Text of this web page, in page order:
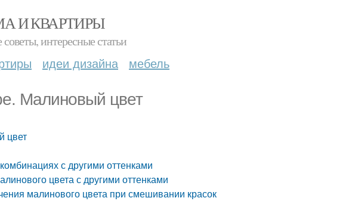
И КВАРТИРЫ
интересные статьи
идеи дизайна мебель
Малиновый цвет
цвет
с другими оттенками
цвета с другими оттенками
малинового цвета при смешивании красок